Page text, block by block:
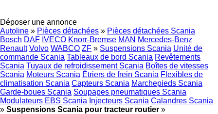
Déposer une annonce
Autoline » Pièces détachées » Pièces détachées Scania
Bosch DAF IVECO Knorr-Bremse MAN Mercedes-Benz
Renault Volvo WABCO ZF » Suspensions Scania Unité de
commande Scania Tableaux de bord Scania Revêtements
Scania Tuyaux de refroidissement Scania Boîtes de vitesses
Scania Moteurs Scania Étriers de frein Scania Flexibles de
climatisation Scania Capteurs Scania Marchepieds Scania
Garde-boues Scania Soupapes pneumatiques Scania
Modulateurs EBS Scania Injecteurs Scania Calandres Scania
» Suspensions Scania pour tracteur routier »